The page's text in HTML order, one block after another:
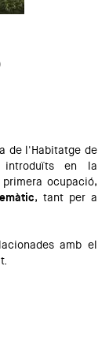
de l'Habitatge de
introduïts en la
ocupació,
, tant per a
amb el